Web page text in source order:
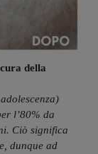
della
l’80% da
Ciò significa
dunque ad